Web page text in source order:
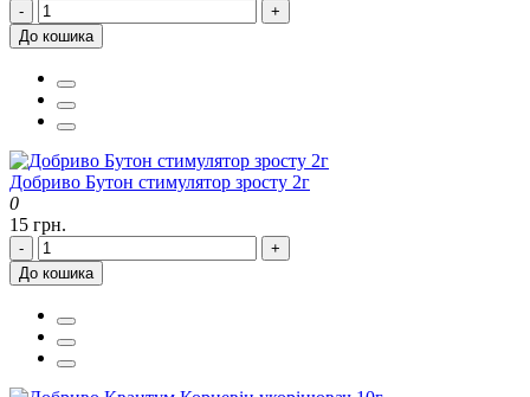
-
+
До кошика
Добриво Бутон стимулятор зросту 2г
0
15 грн.
-
+
До кошика